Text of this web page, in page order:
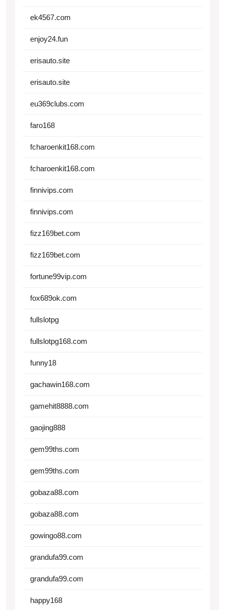
ek4567.com
enjoy24.fun
erisauto.site
erisauto.site
eu369clubs.com
faro168
fcharoenkit168.com
fcharoenkit168.com
finnivips.com
finnivips.com
fizz169bet.com
fizz169bet.com
fortune99vip.com
fox689ok.com
fullslotpg
fullslotpg168.com
funny18
gachawin168.com
gamehit8888.com
gaojing888
gem99ths.com
gem99ths.com
gobaza88.com
gobaza88.com
gowingo88.com
grandufa99.com
grandufa99.com
happy168